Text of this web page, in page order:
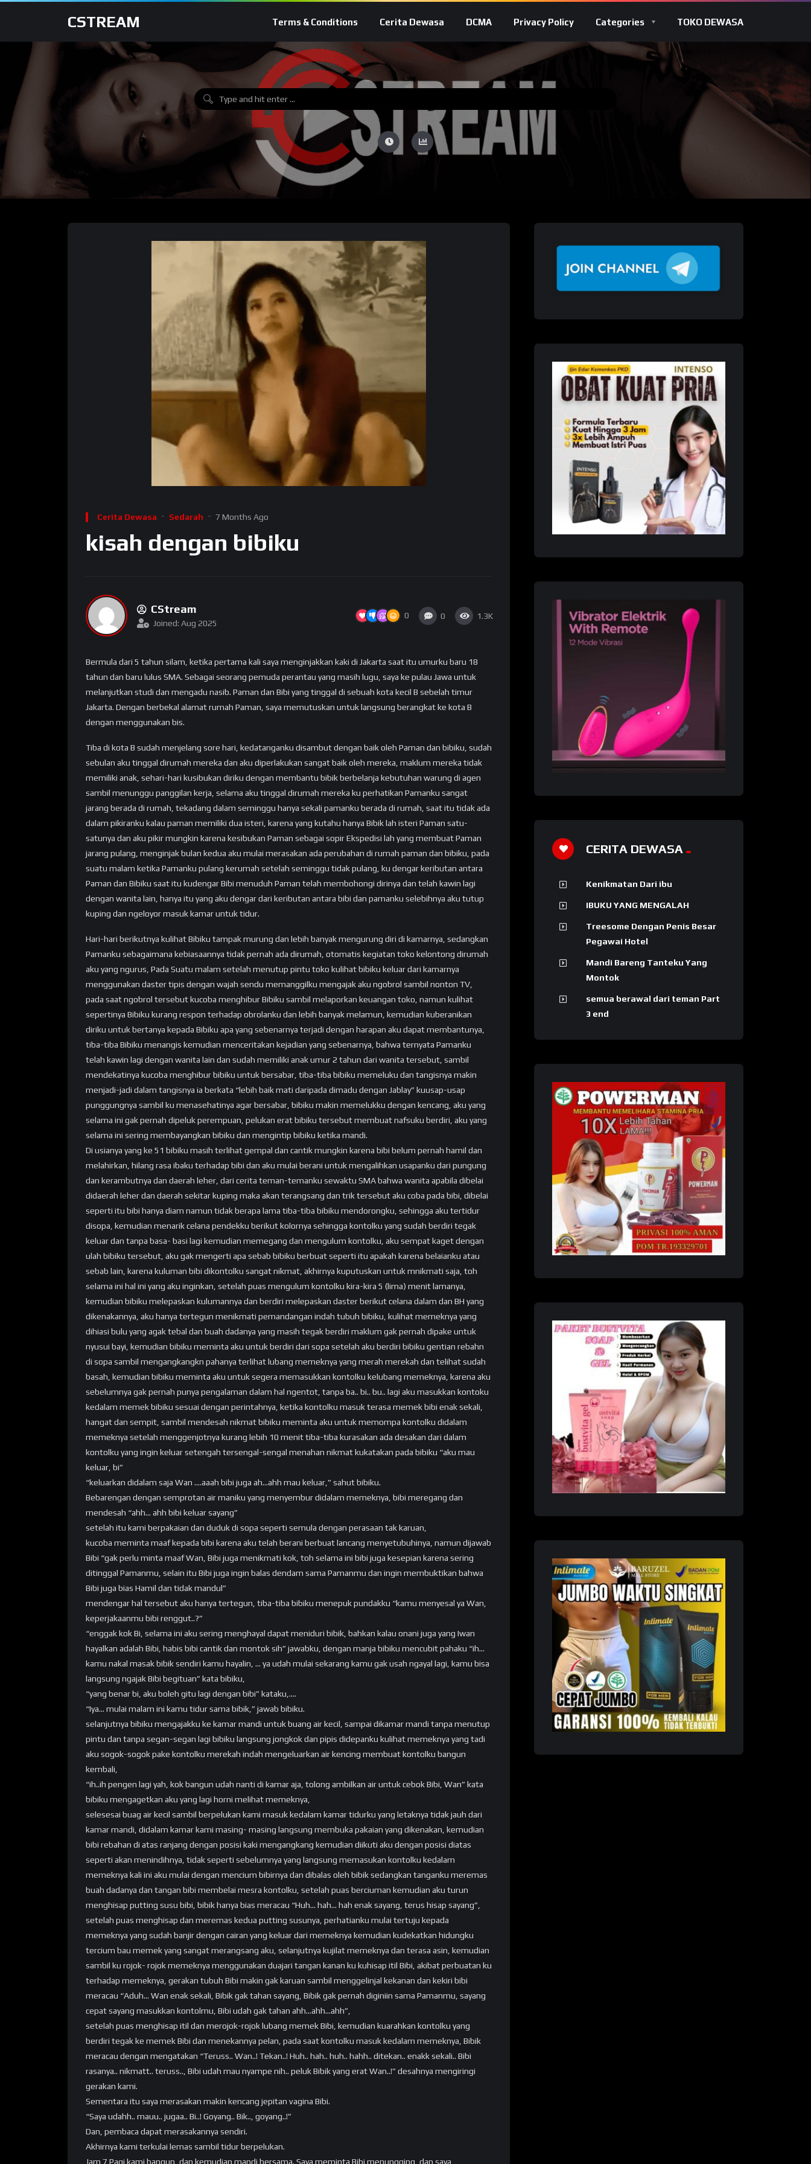
CSTREAM Terms & Conditions Cerita Dewasa DCMA Privacy Policy Categories TOKO DEWASA
Cerita Dewasa Sedarah 7 Months Ago
kisah dengan bibiku
CStream
Joined: Aug 2025
0 0 1.3K
Bermula dari 5 tahun silam, ketika pertama kali saya menginjakkan kaki di Jakarta saat itu umurku baru 18
tahun dan baru lulus SMA. Sebagai seorang pemuda perantau yang masih lugu, saya ke pulau Jawa untuk
melanjutkan studi dan mengadu nasib. Paman dan Bibi yang tinggal di sebuah kota kecil B sebelah timur
Jakarta. Dengan berbekal alamat rumah Paman, saya memutuskan untuk langsung berangkat ke kota B
dengan menggunakan bis.
Tiba di kota B sudah menjelang sore hari, kedatanganku disambut dengan baik oleh Paman dan bibiku, sudah
sebulan aku tinggal dirumah mereka dan aku diperlakukan sangat baik oleh mereka, maklum mereka tidak
memiliki anak, sehari-hari kusibukan diriku dengan membantu bibik berbelanja kebutuhan warung di agen
sambil menunggu panggilan kerja, selama aku tinggal dirumah mereka ku perhatikan Pamanku sangat
jarang berada di rumah, tekadang dalam seminggu hanya sekali pamanku berada di rumah, saat itu tidak ada
dalam pikiranku kalau paman memiliki dua isteri, karena yang kutahu hanya Bibik lah isteri Paman satu-
satunya dan aku pikir mungkin karena kesibukan Paman sebagai sopir Ekspedisi lah yang membuat Paman
jarang pulang, menginjak bulan kedua aku mulai merasakan ada perubahan di rumah paman dan bibiku, pada
suatu malam ketika Pamanku pulang kerumah setelah seminggu tidak pulang, ku dengar keributan antara
Paman dan Bibiku saat itu kudengar Bibi menuduh Paman telah membohongi dirinya dan telah kawin lagi
dengan wanita lain, hanya itu yang aku dengar dari keributan antara bibi dan pamanku selebihnya aku tutup
kuping dan ngeloyor masuk kamar untuk tidur.
Hari-hari berikutnya kulihat Bibiku tampak murung dan lebih banyak mengurung diri di kamarnya, sedangkan
Pamanku sebagaimana kebiasaannya tidak pernah ada dirumah, otomatis kegiatan toko kelontong dirumah
aku yang ngurus, Pada Suatu malam setelah menutup pintu toko kulihat bibiku keluar dari kamarnya
menggunakan daster tipis dengan wajah sendu memanggilku mengajak aku ngobrol sambil nonton TV,
pada saat ngobrol tersebut kucoba menghibur Bibiku sambil melaporkan keuangan toko, namun kulihat
sepertinya Bibiku kurang respon terhadap obrolanku dan lebih banyak melamun, kemudian kuberanikan
diriku untuk bertanya kepada Bibiku apa yang sebenarnya terjadi dengan harapan aku dapat membantunya,
tiba-tiba Bibiku menangis kemudian menceritakan kejadian yang sebenarnya, bahwa ternyata Pamanku
telah kawin lagi dengan wanita lain dan sudah memiliki anak umur 2 tahun dari wanita tersebut, sambil
mendekatinya kucoba menghibur bibiku untuk bersabar, tiba-tiba bibiku memeluku dan tangisnya makin
menjadi-jadi dalam tangisnya ia berkata “lebih baik mati daripada dimadu dengan Jablay” kuusap-usap
punggungnya sambil ku menasehatinya agar bersabar, bibiku makin memelukku dengan kencang, aku yang
selama ini gak pernah dipeluk perempuan, pelukan erat bibiku tersebut membuat nafsuku berdiri, aku yang
selama ini sering membayangkan bibiku dan mengintip bibiku ketika mandi.
Di usianya yang ke 51 bibiku masih terlihat gempal dan cantik mungkin karena bibi belum pernah hamil dan
melahirkan, hilang rasa ibaku terhadap bibi dan aku mulai berani untuk mengalihkan usapanku dari pungung
dan kerambutnya dan daerah leher, dari cerita teman-temanku sewaktu SMA bahwa wanita apabila dibelai
didaerah leher dan daerah sekitar kuping maka akan terangsang dan trik tersebut aku coba pada bibi, dibelai
seperti itu bibi hanya diam namun tidak berapa lama tiba-tiba bibiku mendorongku, sehingga aku tertidur
disopa, kemudian menarik celana pendekku berikut kolornya sehingga kontolku yang sudah berdiri tegak
keluar dan tanpa basa- basi lagi kemudian memegang dan mengulum kontolku, aku sempat kaget dengan
ulah bibiku tersebut, aku gak mengerti apa sebab bibiku berbuat seperti itu apakah karena belaianku atau
sebab lain, karena kuluman bibi dikontolku sangat nikmat, akhirnya kuputuskan untuk mnikmati saja, toh
selama ini hal ini yang aku inginkan, setelah puas mengulum kontolku kira-kira 5 (lima) menit lamanya,
kemudian bibiku melepaskan kulumannya dan berdiri melepaskan daster berikut celana dalam dan BH yang
dikenakannya, aku hanya tertegun menikmati pemandangan indah tubuh bibiku, kulihat memeknya yang
dihiasi bulu yang agak tebal dan buah dadanya yang masih tegak berdiri maklum gak pernah dipake untuk
nyusui bayi, kemudian bibiku meminta aku untuk berdiri dari sopa setelah aku berdiri bibiku gentian rebahn
di sopa sambil mengangkangkn pahanya terlihat lubang memeknya yang merah merekah dan telihat sudah
basah, kemudian bibiku meminta aku untuk segera memasukkan kontolku kelubang memeknya, karena aku
sebelumnya gak pernah punya pengalaman dalam hal ngentot, tanpa ba.. bi.. bu.. lagi aku masukkan kontoku
kedalam memek bibiku sesuai dengan perintahnya, ketika kontolku masuk terasa memek bibi enak sekali,
hangat dan sempit, sambil mendesah nikmat bibiku meminta aku untuk memompa kontolku didalam
memeknya setelah menggenjotnya kurang lebih 10 menit tiba-tiba kurasakan ada desakan dari dalam
kontolku yang ingin keluar setengah tersengal-sengal menahan nikmat kukatakan pada bibiku “aku mau
keluar, bi”
“keluarkan didalam saja Wan ….aaah bibi juga ah…ahh mau keluar,” sahut bibiku.
Bebarengan dengan semprotan air maniku yang menyembur didalam memeknya, bibi meregang dan
mendesah “ahh… ahh bibi keluar sayang”
setelah itu kami berpakaian dan duduk di sopa seperti semula dengan perasaan tak karuan,
kucoba meminta maaf kepada bibi karena aku telah berani berbuat lancang menyetubuhinya, namun dijawab
Bibi “gak perlu minta maaf Wan, Bibi juga menikmati kok, toh selama ini bibi juga kesepian karena sering
ditinggal Pamanmu, selain itu Bibi juga ingin balas dendam sama Pamanmu dan ingin membuktikan bahwa
Bibi juga bias Hamil dan tidak mandul”
mendengar hal tersebut aku hanya tertegun, tiba-tiba bibiku menepuk pundakku “kamu menyesal ya Wan,
keperjakaanmu bibi renggut..?”
“enggak kok Bi, selama ini aku sering menghayal dapat meniduri bibik, bahkan kalau onani juga yang Iwan
hayalkan adalah Bibi, habis bibi cantik dan montok sih” jawabku, dengan manja bibiku mencubit pahaku “ih…
kamu nakal masak bibik sendiri kamu hayalin, … ya udah mulai sekarang kamu gak usah ngayal lagi, kamu bisa
langsung ngajak Bibi begituan” kata bibiku,
“yang benar bi, aku boleh gitu lagi dengan bibi” kataku,….
“Iya… mulai malam ini kamu tidur sama bibik,” jawab bibiku.
selanjutnya bibiku mengajakku ke kamar mandi untuk buang air kecil, sampai dikamar mandi tanpa menutup
pintu dan tanpa segan-segan lagi bibiku langsung jongkok dan pipis didepanku kulihat memeknya yang tadi
aku sogok-sogok pake kontolku merekah indah mengeluarkan air kencing membuat kontolku bangun
kembali,
“ih..ih pengen lagi yah, kok bangun udah nanti di kamar aja, tolong ambilkan air untuk cebok Bibi, Wan” kata
bibiku mengagetkan aku yang lagi horni melihat memeknya,
selesesai buag air kecil sambil berpelukan kami masuk kedalam kamar tidurku yang letaknya tidak jauh dari
kamar mandi, didalam kamar kami masing- masing langsung membuka pakaian yang dikenakan, kemudian
bibi rebahan di atas ranjang dengan posisi kaki mengangkang kemudian diikuti aku dengan posisi diatas
seperti akan menindihnya, tidak seperti sebelumnya yang langsung memasukan kontolku kedalam
memeknya kali ini aku mulai dengan mencium bibirnya dan dibalas oleh bibik sedangkan tanganku meremas
buah dadanya dan tangan bibi membelai mesra kontolku, setelah puas berciuman kemudian aku turun
menghisap putting susu bibi, bibik hanya bias meracau “Huh… hah… hah enak sayang, terus hisap sayang”,
setelah puas menghisap dan meremas kedua putting susunya, perhatianku mulai tertuju kepada
memeknya yang sudah banjir dengan cairan yang keluar dari memeknya kemudian kudekatkan hidungku
tercium bau memek yang sangat merangsang aku, selanjutnya kujilat memeknya dan terasa asin, kemudian
sambil ku rojok- rojok memeknya menggunakan duajari tangan kanan ku kuhisap itil Bibi, akibat perbuatan ku
terhadap memeknya, gerakan tubuh Bibi makin gak karuan sambil menggelinjal kekanan dan kekiri bibi
meracau “Aduh… Wan enak sekali, Bibik gak tahan sayang, Bibik gak pernah diginiin sama Pamanmu, sayang
cepat sayang masukkan kontolmu, Bibi udah gak tahan ahh…ahh…ahh”,
setelah puas menghisap itil dan merojok-rojok lubang memek Bibi, kemudian kuarahkan kontolku yang
berdiri tegak ke memek Bibi dan menekannya pelan, pada saat kontolku masuk kedalam memeknya, Bibik
meracau dengan mengatakan “Teruss.. Wan..! Tekan..! Huh.. hah.. huh.. hahh.. ditekan.. enakk sekali.. Bibi
rasanya.. nikmatt.. teruss.., Bibi udah mau nyampe nih.. peluk Bibik yang erat Wan..!” desahnya mengiringi
gerakan kami.
Sementara itu saya merasakan makin kencang jepitan vagina Bibi.
“Saya udahh.. mauu.. jugaa.. Bi..! Goyang.. Bik.., goyang..!”
Dan, pembaca dapat merasakannya sendiri.
Akhirnya kami terkulai lemas sambil tidur berpelukan.
Jam 7 Pagi kami bangun, dan kemudian mandi bersama. Saya meminta Bibi menungging, dan saya
CERITA DEWASA
Kenikmatan Dari ibu
IBUKU YANG MENGALAH
Treesome Dengan Penis Besar
Pegawai Hotel
Mandi Bareng Tanteku Yang
Montok
semua berawal dari teman Part
3 end